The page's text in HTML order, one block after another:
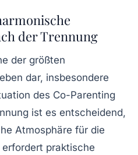
der Trennung
der größten
dar, insbesondere
des Co-Parenting
ist es entscheidend,
Atmosphäre für die
praktische